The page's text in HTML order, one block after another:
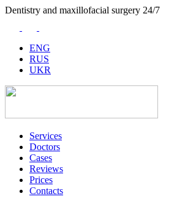
Dentistry and maxillofacial surgery 24/7
ENG
RUS
UKR
Services
Doctors
Cases
Reviews
Prices
Contacts